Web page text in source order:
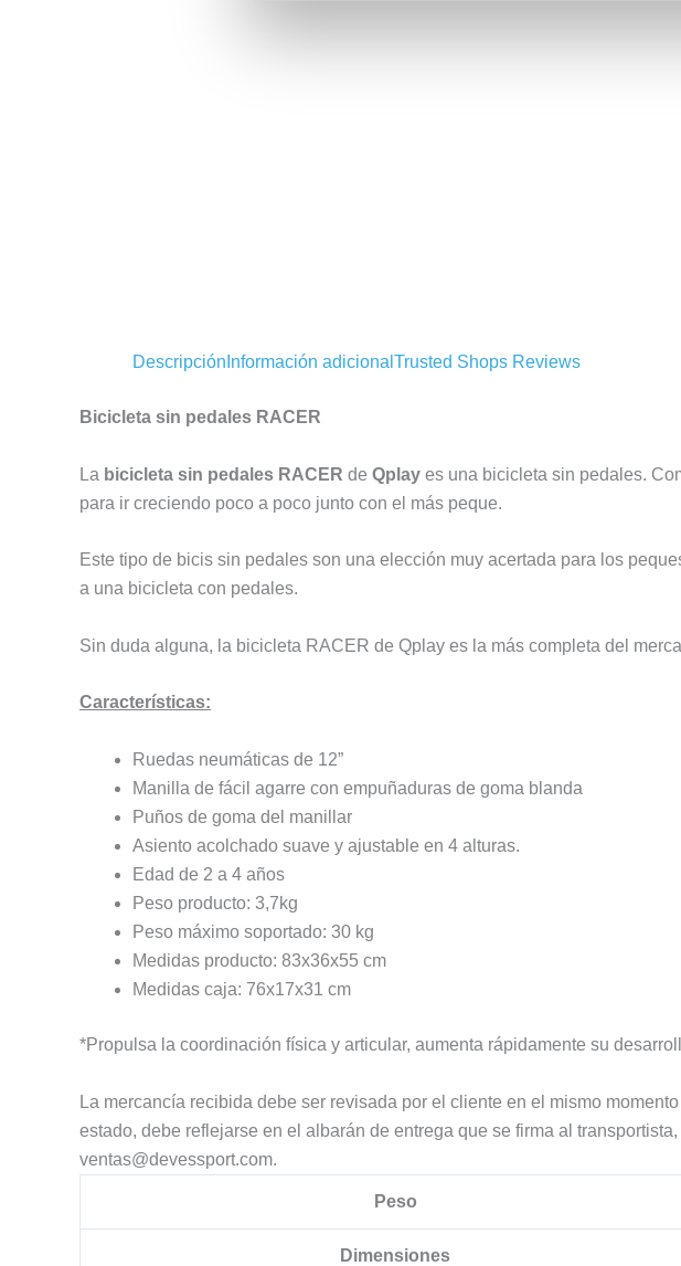
Descripción Información adicional Trusted Shops Reviews
Bicicleta sin pedales RACER
La bicicleta sin pedales RACER de Qplay es una bicicleta sin pedales.
para ir creciendo poco a poco junto con el más peque.
Este tipo de bicis sin pedales son una elección muy acertada para los
a una bicicleta con pedales.
Sin duda alguna, la bicicleta RACER de Qplay es la más completa del
Características:
Ruedas neumáticas de 12”
Manilla de fácil agarre con empuñaduras de goma blanda
Puños de goma del manillar
Asiento acolchado suave y ajustable en 4 alturas.
Edad de 2 a 4 años
Peso producto: 3,7kg
Peso máximo soportado: 30 kg
Medidas producto: 83x36x55 cm
Medidas caja: 76x17x31 cm
*Propulsa la coordinación física y articular, aumenta rápidamente su
La mercancía recibida debe ser revisada por el cliente en el mismo
estado, debe reflejarse en el albarán de entrega que se firma al
ventas@devessport.com.
Peso
Dimensiones